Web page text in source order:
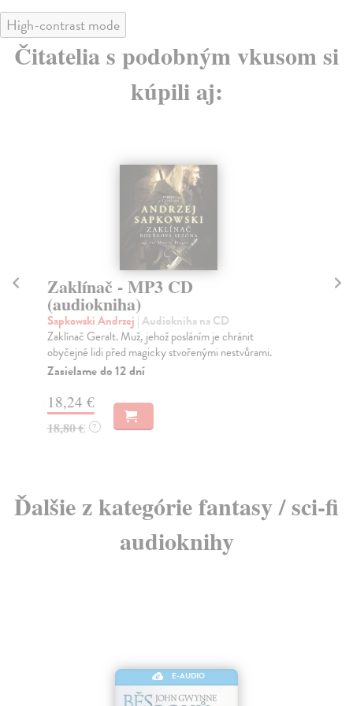
High-contrast mode
Čitatelia s podobným vkusom si
kúpili aj:
Čas opovržení - MP3 CD
(audiokniha)
Sapkowski Andrzej | Audiokniha na CD
Druhá část legendární Sapkowského ságy o zaklínači
Geraltovi a jeho sudbě - Ciri z Cintry. Svět zach...
Na sklade ?
18,24 €
18,80 € ?
Ďalšie z kategórie fantasy / sci-fi
audioknihy
E-AUDIO